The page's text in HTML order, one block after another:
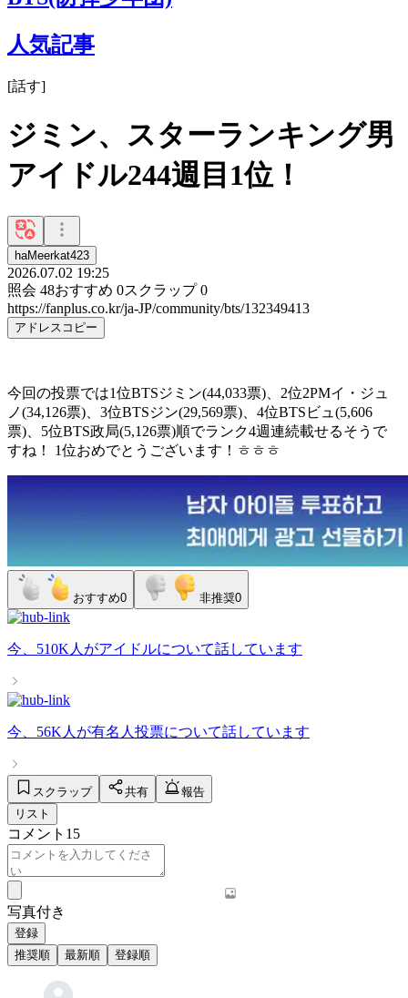
人気記事
[話す]
ジミン、スターランキング男
アイドル244週目1位！
haMeerkat423
2026.07.02 19:25
照会 48おすすめ 0スクラップ 0
https://fanplus.co.kr/ja-JP/community/bts/132349413
アドレスコピー
今回の投票では1位BTSジミン(44,033票)、2位2PMイ・ジュ
ノ(34,126票)、3位BTSジン(29,569票)、4位BTSビュ(5,606
票)、5位BTS政局(5,126票)順でランク4週連続載せるそうで
すね！ 1位おめでとうございます！ㅎㅎㅎ
おすすめ0 非推奨0
今、 510K人 がアイドルについて話しています
今、 56K人 が有名人投票について話しています
スクラップ 共有
報告
リスト
コメント 15
写真付き
登録
推奨順
最新順 登録順